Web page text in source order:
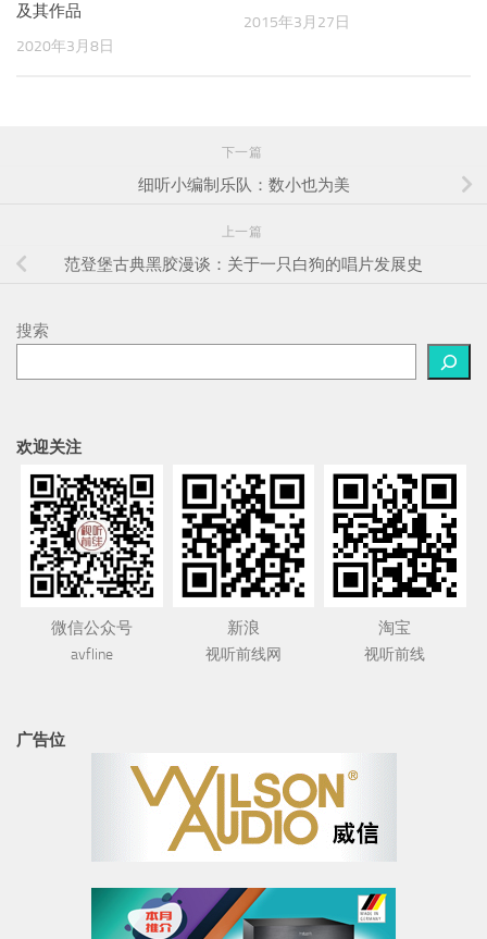
及其作品
2020年3月8日
2015年3月27日
下一篇
细听小编制乐队：数小也为美
上一篇
范登堡古典黑胶漫谈：关于一只白狗的唱片发展史
搜索
欢迎关注
微信公众号
avfline
新浪
视听前线网
淘宝
视听前线
广告位